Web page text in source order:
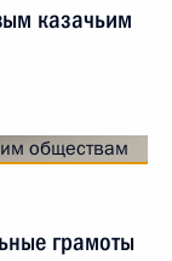
казачьим
грамоты